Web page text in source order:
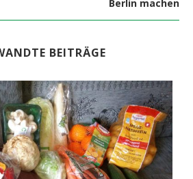
Berlin machen
BEITRÄGE